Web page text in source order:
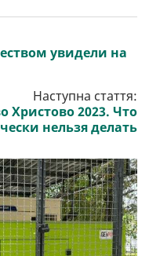
увидели на
Наступна стаття:
Христово 2023. Что
нельзя делать